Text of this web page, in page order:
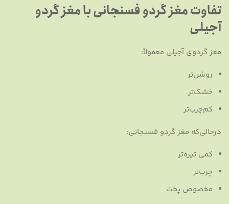
تفاوت مغز گردو فسنجانی با مغز گردو
آجیلی
مغز گردوی آجیلی معمولاً:
روشن‌تر
خشک‌تر
کم‌چرب‌تر
درحالی‌که مغز گردو فسنجانی:
کمی تیره‌تر
چرب‌تر
مخصوص پخت